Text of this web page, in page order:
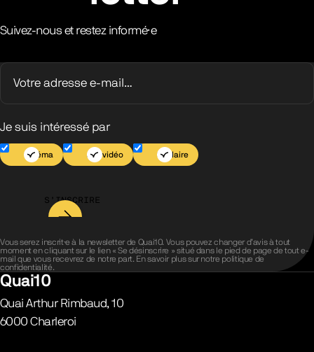
Suivez-nous et restez informé·e
Je suis intéressé par
Cinéma Jeu vidéo Scolaire
S’INSCRIRE
Vous serez inscrit·e à la newsletter de Quai10. Vous pouvez changer d’avis à tout
moment en cliquant sur le lien « Se désinscrire » situé dans le pied de page de tout e-
mail que vous recevrez de notre part. En savoir plus sur notre politique de
confidentialité.
Quai10
Quai Arthur Rimbaud, 10
6000 Charleroi